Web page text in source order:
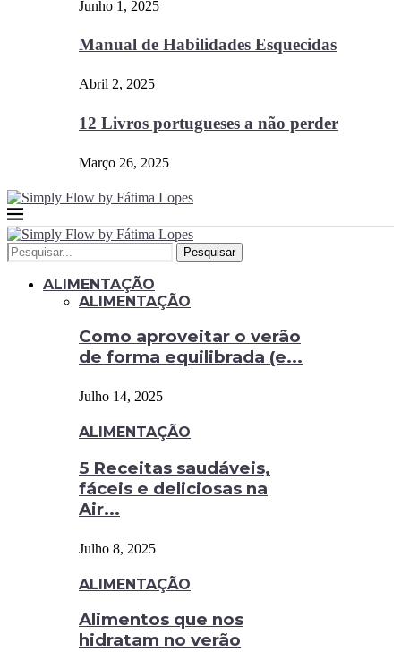
Junho 1, 2025
Manual de Habilidades Esquecidas
Abril 2, 2025
12 Livros portugueses a não perder
Março 26, 2025
Pesquisar
ALIMENTAÇÃO
ALIMENTAÇÃO
Como aproveitar o verão
de forma equilibrada (e...
Julho 14, 2025
ALIMENTAÇÃO
5 Receitas saudáveis,
fáceis e deliciosas na
Air...
Julho 8, 2025
ALIMENTAÇÃO
Alimentos que nos
hidratam no verão